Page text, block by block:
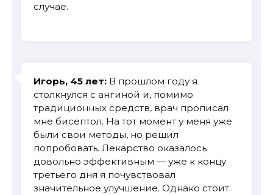
случае.
Игорь, 45 лет: В прошлом году я
столкнулся с ангиной и, помимо
традиционных средств, врач прописал
мне бисептол. На тот момент у меня уже
были свои методы, но решил
попробовать. Лекарство оказалось
довольно эффективным — уже к концу
третьего дня я почувствовал
значительное улучшение. Однако стоит